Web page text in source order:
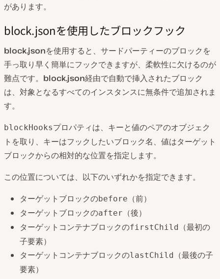
があります。
block.jsonを使用したブロックフック
block.jsonを使用すると、サードパーティーのブロックを
手っ取り早く簡単にフックできますが、柔軟性に欠けるのが
難点です。 block.json経由で自動で挿入されたブロック
は、対象となるすべてのインスタンスに無条件で追加されま
す。
blockHooksプロパティは、キーと値のペアのオブジェク
トを取り、キーはフックしたいブロック名、値はターゲット
ブロックからの相対的な位置を指定します。
この位置については、以下のいずれかを指定できます。
ターゲットブロックのbefore （前）
ターゲットブロックのafter （後）
ターゲットコンテナブロックのfirstChild
（最初の
子要素）
ターゲットコンテナブロックのlastChild
（最後の子
要素）